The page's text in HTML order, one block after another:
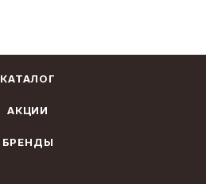
КАТАЛОГ
АКЦИИ
БРЕНДЫ